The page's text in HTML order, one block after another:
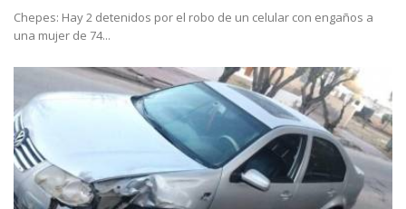
Chepes: Hay 2 detenidos por el robo de un celular con engaños a
una mujer de 74...